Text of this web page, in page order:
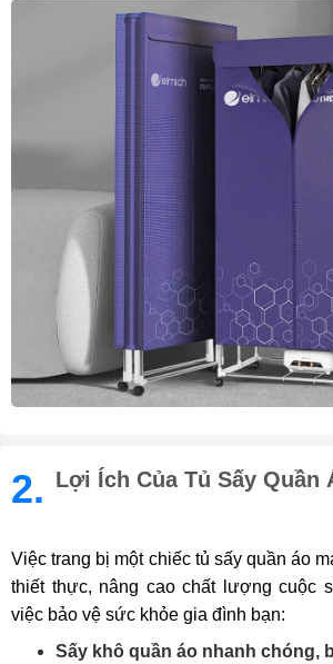
2. Lợi Ích Của Tủ Sấy Quần
Việc trang bị một chiếc tủ sấy quần áo
thiết thực, nâng cao chất lượng cuộc
việc bảo vệ sức khỏe gia đình bạn:
Sấy khô quần áo nhanh chóng,